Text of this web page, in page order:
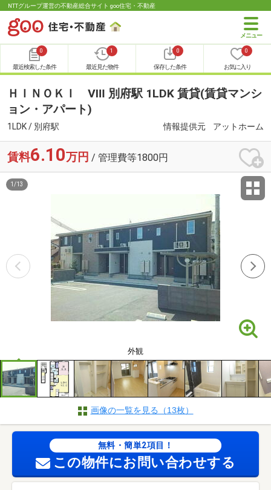
NTTグループ運営の不動産総合サイト goo住宅・不動産
0
最近検索した条件
1
最近見た物件
0
保存した条件
0
お気に入り
ＨＩＮＯＫＩ Ⅷ 別府駅 1LDK 賃貸(賃貸マンシ
ョン・アパート)
1LDK / 別府駅 情報提供元 アットホーム
賃料6.10万円 / 管理費等1800円
外観
1 /13
画像の一覧を見る（13枚）
無料・簡単2項目！
この物件にお問い合わせする